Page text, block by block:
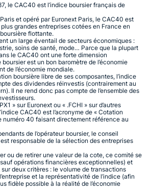
le CAC40 est l’indice boursier français de
et opéré par Euronext Paris, le CAC40 est
grandes entreprises cotées en France en
flottante.
un large éventail de secteurs économiques :
soins de santé, mode… Parce que la plupart
le CAC40 ont une forte dimension
est un bon baromètre de l’économie
de l’économie mondiale.
boursière libre de ses composantes, l’indice
des dividendes réinvestis (contrairement au
Il ne rend donc pas compte de l’ensemble des
» sur Euronext ou « .FCHI » sur d’autres
CAC40 est l’acronyme de « Cotation
numéro 40 faisant directement référence au
de l’opérateur boursier, le conseil
responsable de la sélection des entreprises
ou de retirer une valeur de la cote, ce comité se
opérations financières exceptionnelles) et
sur deux critères : le volume de transactions
et la représentativité de l’indice (afin
fidèle possible à la réalité de l’économie